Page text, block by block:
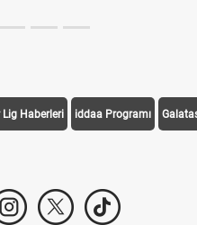
Lig Haberleri iddaa Programı